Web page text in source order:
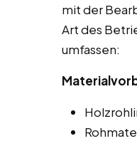
mit der
Art des
umfassen: